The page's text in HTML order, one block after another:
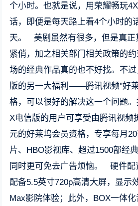
个小时。也就是说，用荣耀畅玩
话，即便是每天路上看4个小时的
天。 美剧虽然有很多，但是真正
紧俏，加之相关部门相关政策的
场的经典作品真的也不好找。不
版的另一大福利——腾讯视频"好
格，可以很好的解决这一个问题
X电信版的用户可享受由腾讯视频
元的好莱坞会员资格，专享每月
片、HBO影视库、超过1500部经
同时更可免去广告烦恼。 硬件配
配备5.5英寸720p高清大屏，显示
Max影院体验；此外，BOX一体化